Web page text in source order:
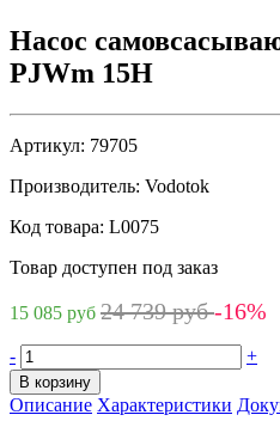
Насос
PJWm 15H
Артикул: 79705
Производитель: Vodotok
Код товара: L0075
Товар доступен под заказ
15 085 руб 24 739 руб-16%
- +
В корзину
Описание Характеристики